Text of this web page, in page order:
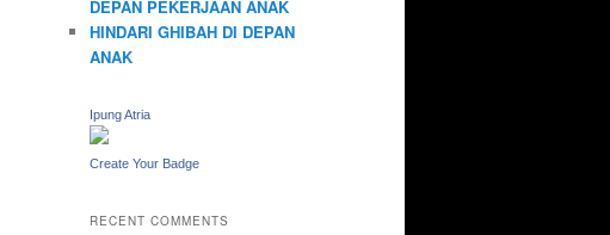
DEPAN PEKERJAAN ANAK
HINDARI GHIBAH DI DEPAN
ANAK
Ipung Atria
Create Your Badge
RECENT COMMENTS